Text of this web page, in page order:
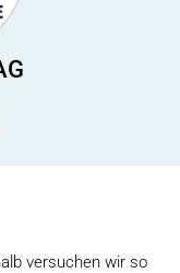
versuchen wir so